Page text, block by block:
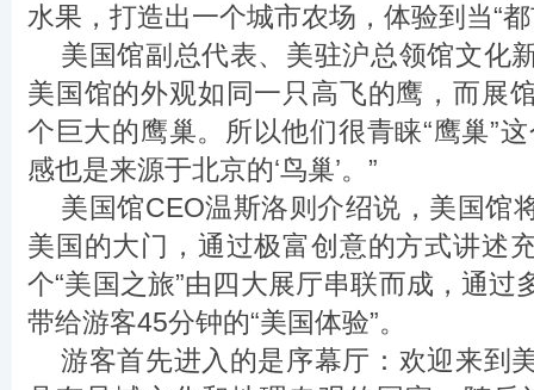
水果，打造出一个城市农场，体验到当“
美国馆副总代表、美驻沪总领馆文化
美国馆的外观如同一只高飞的鹰，而展
个巨大的鹰巢。所以他们很青睐“鹰巢”
感也是来源于北京的‘鸟巢’。”
美国馆CEO温斯洛则介绍说，美国馆
美国的大门，通过极富创意的方式讲述
个“美国之旅”由四大展厅串联而成，通过
带给游客45分钟的“美国体验”。
游客首先进入的是序幕厅：欢迎来到